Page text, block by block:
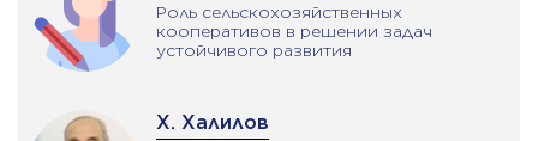
Роль сельскохозяйственных
кооперативов в решении задач
устойчивого развития
Х. Халилов